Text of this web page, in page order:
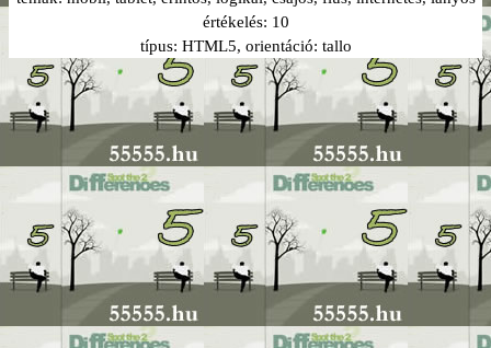
értékelés: 10
típus: HTML5, orientáció: tallo